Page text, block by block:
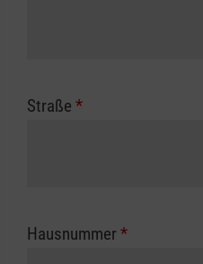
Straße *
Hausnummer *